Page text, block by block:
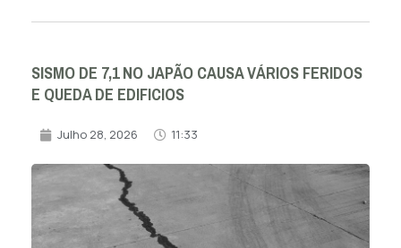
SISMO DE 7,1 NO JAPÃO CAUSA VÁRIOS FERIDOS
E QUEDA DE EDIFICIOS
Julho 28, 2026 11:33